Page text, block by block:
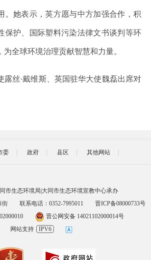
。她表示，英方愿与中方加强合作，积
保护、国际塑料污染法律文书谈判等环
全球环境治理贡献智慧和力量。
丝·戴维斯、英国驻华大使魏磊出席对
委 政府 县区 其他网站
市生态环境局|大同市生态环境宣教中心承办
街
联系电话：0352-7995011
晋ICP备08000733号
晋公网安备 14021102000014号
网站支持
IPV6